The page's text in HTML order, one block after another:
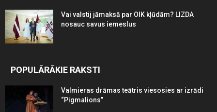
Vai valstij jāmaksā par OIK kļūdām? LIZDA
nosauc savus iemeslus
POPULĀRĀKIE RAKSTI
Valmieras drāmas teātris viesosies ar izrādi
“Pigmalions”